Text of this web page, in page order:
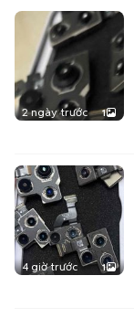
2 ngày trước 1
4 giờ trước 1